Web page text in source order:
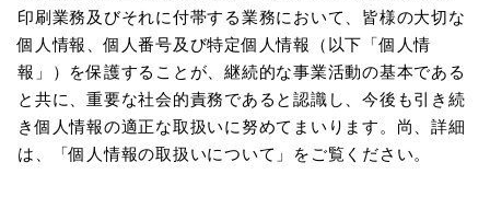
印刷業務及びそれに付帯する業務において、皆様の大切な
個人情報、個人番号及び特定個人情報（以下「個人情
報」）を保護することが、継続的な事業活動の基本である
と共に、重要な社会的責務であると認識し、今後も引き続
き個人情報の適正な取扱いに努めてまいります。尚、詳細
は、「個人情報の取扱いについて」をご覧ください。